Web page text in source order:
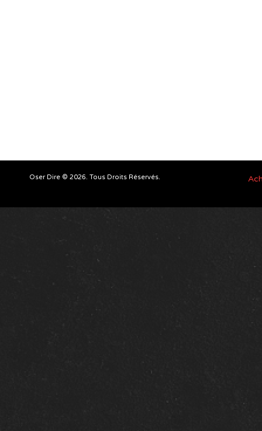
Oser Dire © 2026. Tous Droits Réservés.